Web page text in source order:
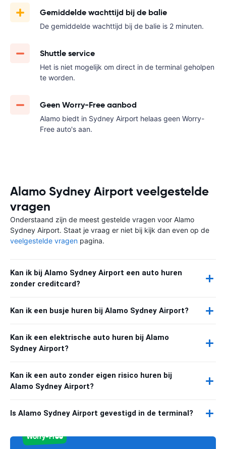
Gemiddelde wachttijd bij de balie
De gemiddelde wachttijd bij de balie is 2 minuten.
Shuttle service
Het is niet mogelijk om direct in de terminal geholpen
te worden.
Geen Worry-Free aanbod
Alamo biedt in Sydney Airport helaas geen Worry-
Free auto's aan.
Alamo Sydney Airport veelgestelde
vragen
Onderstaand zijn de meest gestelde vragen voor Alamo
Sydney Airport. Staat je vraag er niet bij kijk dan even op de
veelgestelde vragen pagina.
Kan ik bij Alamo Sydney Airport een auto huren
zonder creditcard?
Kan ik een busje huren bij Alamo Sydney Airport?
Kan ik een elektrische auto huren bij Alamo
Sydney Airport?
Kan ik een auto zonder eigen risico huren bij
Alamo Sydney Airport?
Is Alamo Sydney Airport gevestigd in de terminal?
Worry-Free